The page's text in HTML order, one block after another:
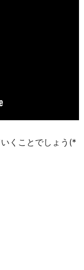
くことでしょう(*